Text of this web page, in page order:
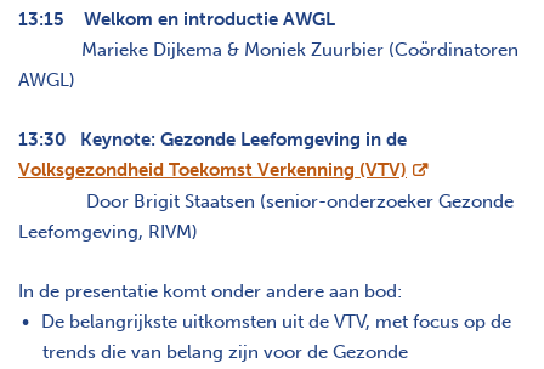
13:15 Welkom en introductie AWGL
Marieke Dijkema & Moniek Zuurbier (Coördinatoren
AWGL)
13:30 Keynote: Gezonde Leefomgeving in de
Volksgezondheid Toekomst Verkenning (VTV) opent nieuw
Door Brigit Staatsen (senior-onderzoeker Gezonde
Leefomgeving, RIVM)
In de presentatie komt onder andere aan bod:
De belangrijkste uitkomsten uit de VTV, met focus op de
trends die van belang zijn voor de Gezonde